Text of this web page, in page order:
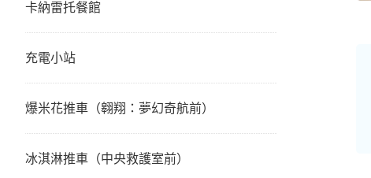
卡納雷托餐館
充電小站
爆米花推車（翱翔：夢幻奇航前）
冰淇淋推車（中央救護室前）